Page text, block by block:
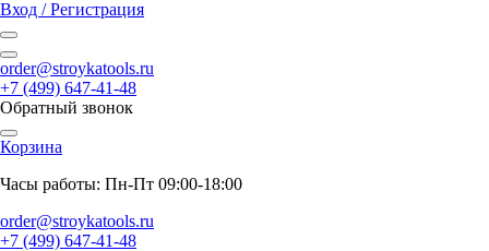
Вход / Регистрация
order@stroykatools.ru
+7 (499) 647-41-48
Обратный звонок
Корзина
Часы работы: Пн-Пт 09:00-18:00
order@stroykatools.ru
+7 (499) 647-41-48